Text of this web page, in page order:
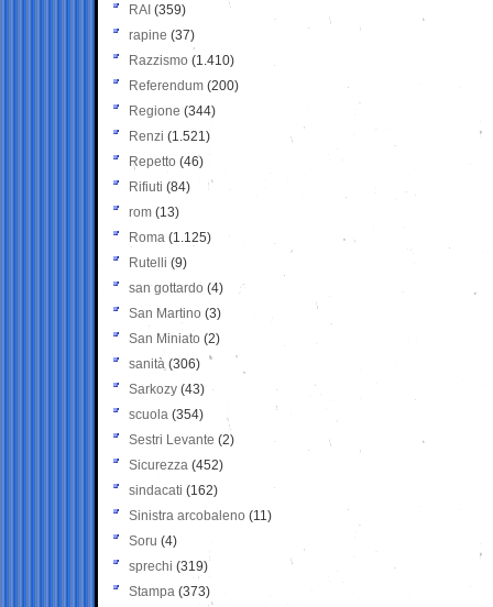
RAI (359)
rapine (37)
Razzismo (1.410)
Referendum (200)
Regione (344)
Renzi (1.521)
Repetto (46)
Rifiuti (84)
rom (13)
Roma (1.125)
Rutelli (9)
san gottardo (4)
San Martino (3)
San Miniato (2)
sanità (306)
Sarkozy (43)
scuola (354)
Sestri Levante (2)
Sicurezza (452)
sindacati (162)
Sinistra arcobaleno (11)
Soru (4)
sprechi (319)
Stampa (373)